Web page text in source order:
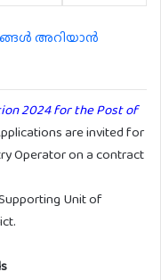
അറിയാൻ
2024 for the Post of
are invited for
Operator on a contract
Unit of